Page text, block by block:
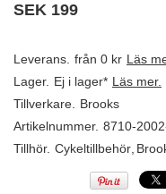
SEK 199
Leverans. från 0 kr Läs
Lager. Ej i lager* Läs mer.
Tillverkare.
Brooks
Artikelnummer. 8710-
Tillhör. Cykeltillbehör